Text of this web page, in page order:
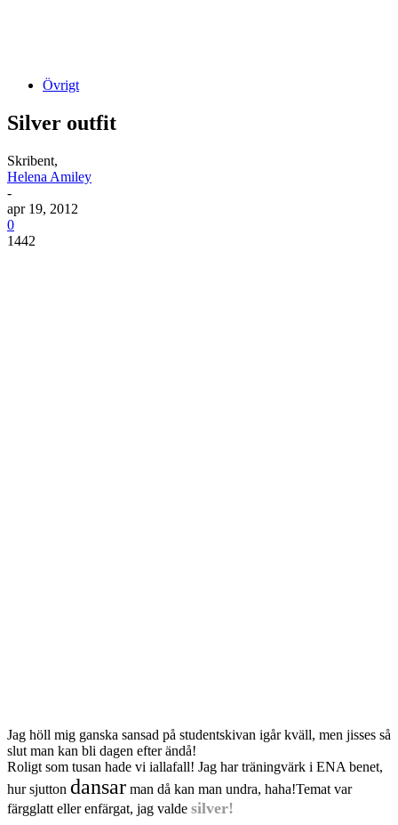
Övrigt
Silver outfit
Skribent,
Helena Amiley
-
apr 19, 2012
0
1442
Jag höll mig ganska sansad på studentskivan igår kväll, men jisses så
slut man kan bli dagen efter ändå!
Roligt som tusan hade vi iallafall! Jag har träningvärk i ENA benet,
hur sjutton dansar man då kan man undra, haha!Temat var
färgglatt eller enfärgat, jag valde silver!